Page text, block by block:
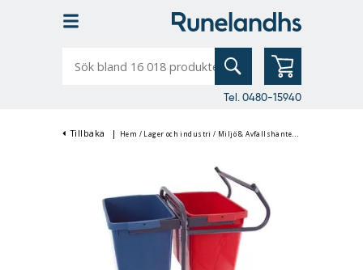
bland
Tel. 0480-15940
Tillbaka | Hem / Lager och industri / Miljö & Avfallshantering